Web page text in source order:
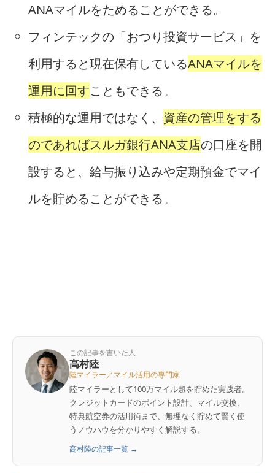
ANAマイルをためることができる。
フィンテックの「おつり投資サービス」を
利用すると現在保有しているANAマイルを
運用に回すこともできる。
積極的な運用ではなく、 資産の管理をする
のであればスルガ銀行ANA支店の口座を開
設すると、給与振り込みや定期預金でマイ
ルを貯めることができる。
この記事を書いた人
高村陸
陸マイラー／マイル活用の専門家
陸マイラーとして100万マイル超を貯めた実践者。
クレジットカードのポイント設計、マイル交換、
特典航空券の活用術まで、無理なく貯めて賢く使
うノウハウを分かりやすく解説する。
高村陸の記事一覧 →